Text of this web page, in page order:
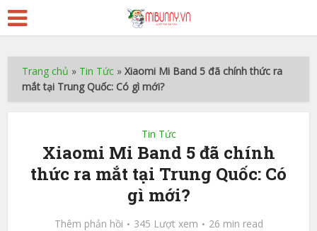
Trang chủ » Tin Tức »Xiaomi Mi Band 5 đã chính thức ra
mắt tại Trung Quốc: Có gì mới?
Tin Tức
Xiaomi Mi Band 5 đã chính
thức ra mắt tại Trung Quốc: Có
gì mới?
Thêm phản hồi 345 Lượt xem 26 min read